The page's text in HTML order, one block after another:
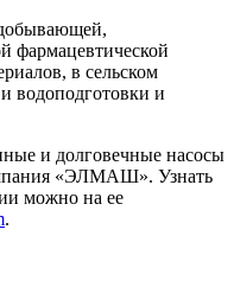
фармацевтической
в сельском
водоподготовки и
и долговечные насосы
«ЭЛМАШ». Узнать
можно на ее
.